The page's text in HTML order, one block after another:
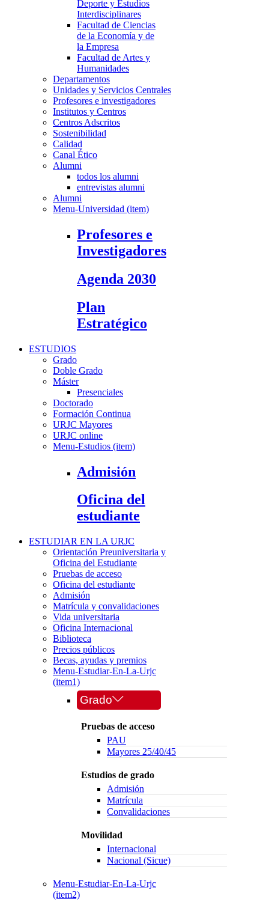
Deporte y Estudios
Interdisciplinares
Facultad de Ciencias
de la Economía y de
la Empresa
Facultad de Artes y
Humanidades
Departamentos
Unidades y Servicios Centrales
Profesores e investigadores
Institutos y Centros
Centros Adscritos
Sostenibilidad
Calidad
Canal Ético
Alumni
todos los alumni
entrevistas alumni
Alumni
Menu-Universidad (item)
Profesores e
Investigadores
Agenda 2030
Plan
Estratégico
ESTUDIOS
Grado
Doble Grado
Máster
Presenciales
Doctorado
Formación Continua
URJC Mayores
URJC online
Menu-Estudios (item)
Admisión
Oficina del
estudiante
ESTUDIAR EN LA URJC
Orientación Preuniversitaria y
Oficina del Estudiante
Pruebas de acceso
Oficina del estudiante
Admisión
Matrícula y convalidaciones
Vida universitaria
Oficina Internacional
Biblioteca
Precios públicos
Becas, ayudas y premios
Menu-Estudiar-En-La-Urjc
(item1)
Grado
Pruebas de acceso
PAU
Mayores 25/40/45
Estudios de grado
Admisión
Matrícula
Convalidaciones
Movilidad
Internacional
Nacional (Sicue)
Menu-Estudiar-En-La-Urjc
(item2)